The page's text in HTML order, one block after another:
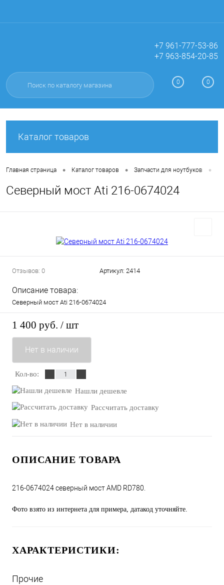
Вход Регистрация
+7 961-777-53-86
+7 963-854-20-85
0 0
Каталог товаров
Главная страница • Каталог товаров • Запчасти для ноутбуков •
Северный мост Ati 216-0674024
Отзывов: 0 Артикул: 2414
Описание товара:
Северный мост Ati 216-0674024
1 400 руб. / шт
Нет в наличии
Кол-во:
Нашли дешевле
Рассчитать доставку
Нет в наличии
ОПИСАНИЕ ТОВАРА
216-0674024 северный мост AMD RD780.
Фото взято из интернета для примера, датакод уточняйте.
ХАРАКТЕРИСТИКИ:
Прочие